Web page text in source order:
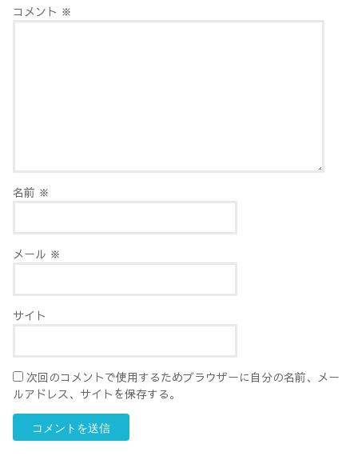
コメント ※
名前 ※
メール ※
サイト
次回のコメントで使用するためブラウザーに自分の名前、メー
ルアドレス、サイトを保存する。